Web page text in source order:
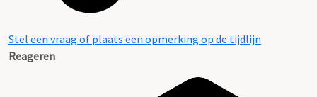
Stel een vraag of plaats een opmerking op de tijdlijn
Reageren